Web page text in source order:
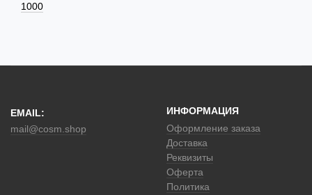
1000
EMAIL:
mail@cosm.shop
ИНФОРМАЦИЯ
Оформление заказа
Доставка
Реквизиты
Оферта
Политика